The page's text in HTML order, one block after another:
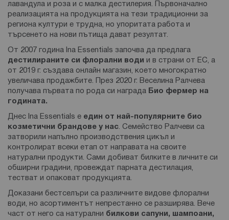
лавандула и роза и с малка дестилерия. Първоначално
реализацията на продукцията на тези традиционни за
региона култури е трудна, но упоритата работа и
търсенето на нови пътища дават резултат.
От 2007 година Ina Essentials започва да предлага
дестилираните си флорални води и в страни от ЕС, а
от 2019 г. създава онлайн магазин, което многократно
увеличава продажбите. През 2020 г. Веселина Ралчева
получава първата по рода си награда Био фермер на
годината.
Днес Ina Essentials е един от най-популярните био
козметични брандове у нас. Семейство Ралчеви са
затворили напълно производствения цикъл и
контролират всеки етап от направата на своите
натурални продукти. Сами добиват билките в личните си
обширни градини, провеждат парната дестилация,
тестват и опаковат продукцията.
Доказани бестселъри са различните видове флорални
води, но асортиментът непрестанно се разширява. Вече
част от него са натурални билкови сапуни, шампоани,